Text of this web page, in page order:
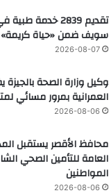
تقديم 2839 خدمة
سويف ضمن «حياة كريمة»
2026-08-07
وكيل وزارة الصحة
العمرانية بمرور مسائي
2026-08-06
محافظ الأقصر يستقبل
العامة للتأمين الصحي
المواطنين
2026-08-06